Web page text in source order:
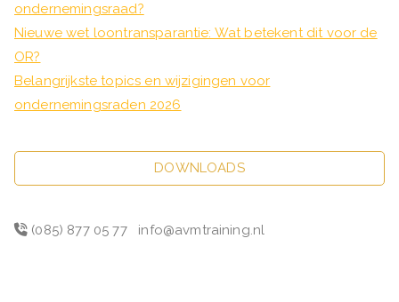
ondernemingsraad?
Nieuwe wet loontransparantie: Wat betekent dit voor de
OR?
Belangrijkste topics en wijzigingen voor
ondernemingsraden 2026
DOWNLOADS
(085) 877 05 77 info@avmtraining.nl